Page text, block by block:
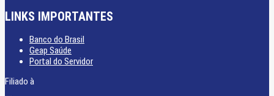
LINKS IMPORTANTES
Banco do Brasil
Geap Saúde
Portal do Servidor
Filiado à